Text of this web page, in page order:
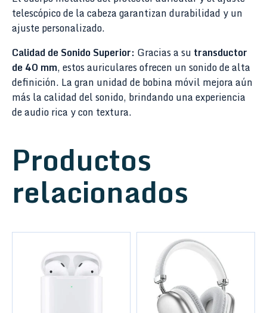
telescópico de la cabeza garantizan durabilidad y un
ajuste personalizado.
Calidad de Sonido Superior: Gracias a su transductor
de 40 mm, estos auriculares ofrecen un sonido de alta
definición. La gran unidad de bobina móvil mejora aún
más la calidad del sonido, brindando una experiencia
de audio rica y con textura.
Productos
relacionados